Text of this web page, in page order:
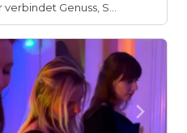
Genuss, S...